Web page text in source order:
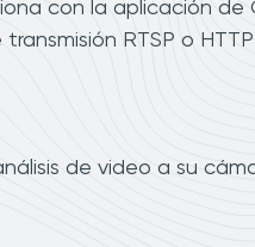
con la aplicación de
RTSP o
de video a su